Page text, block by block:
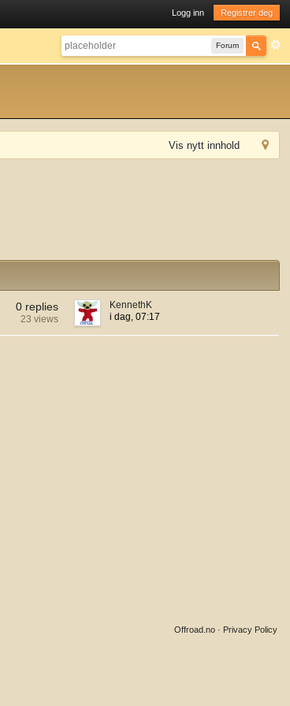
Logg inn Registrer deg
Forum
Vis nytt innhold
0 replies
23 views
KennethK
i dag, 07:17
Privacy Policy
Offroad.no ·